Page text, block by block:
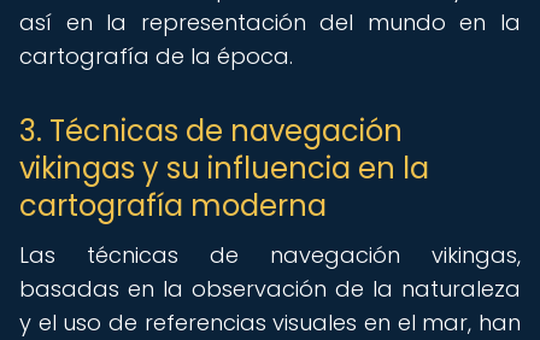
así en la representación del mundo en la
cartografía de la época.
3. Técnicas de navegación
vikingas y su influencia en la
cartografía moderna
Las técnicas de navegación vikingas,
basadas en la observación de la naturaleza
y el uso de referencias visuales en el mar, han